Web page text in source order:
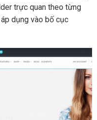
trực quan theo từng
dụng vào bố cục